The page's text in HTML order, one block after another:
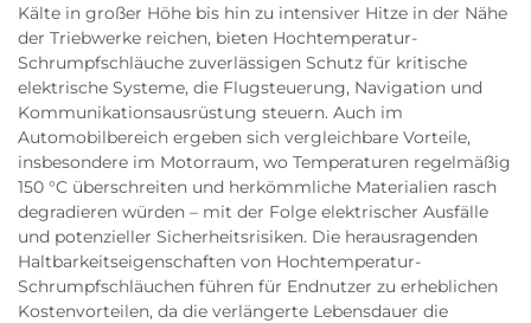
Kälte in großer Höhe bis hin zu intensiver Hitze in der Nähe
der Triebwerke reichen, bieten Hochtemperatur-
Schrumpfschläuche zuverlässigen Schutz für kritische
elektrische Systeme, die Flugsteuerung, Navigation und
Kommunikationsausrüstung steuern. Auch im
Automobilbereich ergeben sich vergleichbare Vorteile,
insbesondere im Motorraum, wo Temperaturen regelmäßig
150 °C überschreiten und herkömmliche Materialien rasch
degradieren würden – mit der Folge elektrischer Ausfälle
und potenzieller Sicherheitsrisiken. Die herausragenden
Haltbarkeitseigenschaften von Hochtemperatur-
Schrumpfschläuchen führen für Endnutzer zu erheblichen
Kostenvorteilen, da die verlängerte Lebensdauer die